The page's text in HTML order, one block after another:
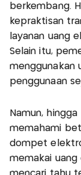
berkembang.
kepraktisan
layanan uang
Selain itu,
menggunakan
penggunaan
Namun,
memahami
dompet
memakai